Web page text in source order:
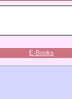
E-Books